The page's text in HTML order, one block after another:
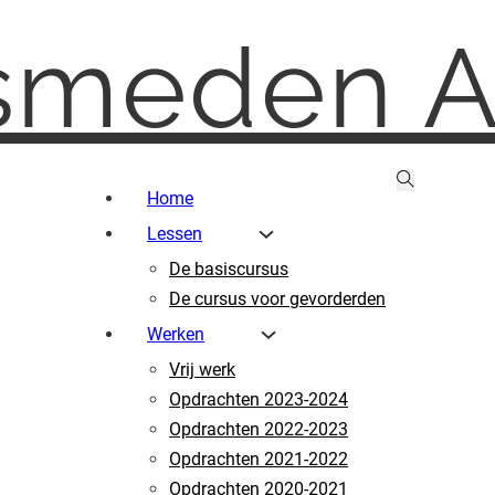
Home
Lessen
De basiscursus
De cursus voor gevorderden
Werken
Vrij werk
Opdrachten 2023-2024
Opdrachten 2022-2023
Opdrachten 2021-2022
Opdrachten 2020-2021